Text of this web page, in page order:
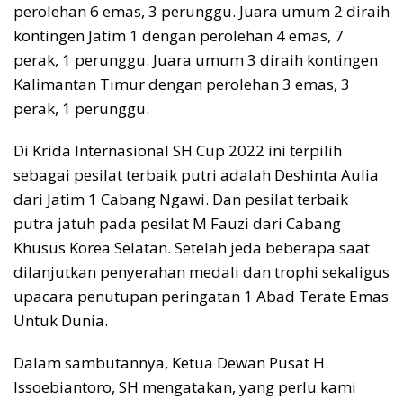
perolehan 6 emas, 3 perunggu. Juara umum 2 diraih
kontingen Jatim 1 dengan perolehan 4 emas, 7
perak, 1 perunggu. Juara umum 3 diraih kontingen
Kalimantan Timur dengan perolehan 3 emas, 3
perak, 1 perunggu.
Di Krida Internasional SH Cup 2022 ini terpilih
sebagai pesilat terbaik putri adalah Deshinta Aulia
dari Jatim 1 Cabang Ngawi. Dan pesilat terbaik
putra jatuh pada pesilat M Fauzi dari Cabang
Khusus Korea Selatan. Setelah jeda beberapa saat
dilanjutkan penyerahan medali dan trophi sekaligus
upacara penutupan peringatan 1 Abad Terate Emas
Untuk Dunia.
Dalam sambutannya, Ketua Dewan Pusat H.
Issoebiantoro, SH mengatakan, yang perlu kami